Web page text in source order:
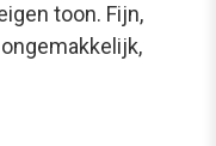
toon. Fijn,